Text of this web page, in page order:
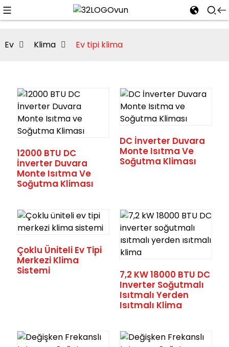
Ev Klima Ev tipi klima
12000 BTU DC
İnverter Duvara
Monte Isıtma Ve
Soğutma Kliması
DC İnverter Duvara
Monte Isıtma Ve
Soğutma Kliması
Çoklu Üniteli Ev Tipi
Merkezi Klima
Sistemi
7,2 KW 18000 BTU DC
Inverter Soğutmalı
Isıtmalı Yerden
Isıtmalı Klima